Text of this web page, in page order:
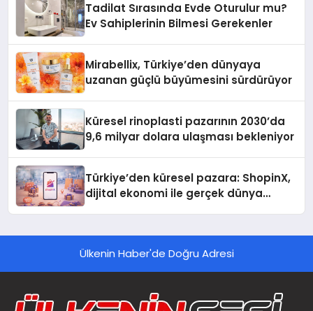
Tadilat Sırasında Evde Oturulur mu?
Ev Sahiplerinin Bilmesi Gerekenler
Mirabellix, Türkiye’den dünyaya
uzanan güçlü büyümesini sürdürüyor
Küresel rinoplasti pazarının 2030’da
9,6 milyar dolara ulaşması bekleniyor
Türkiye’den küresel pazara: ShopinX,
dijital ekonomi ile gerçek dünya
Ülkenin Haber'de Doğru Adresi